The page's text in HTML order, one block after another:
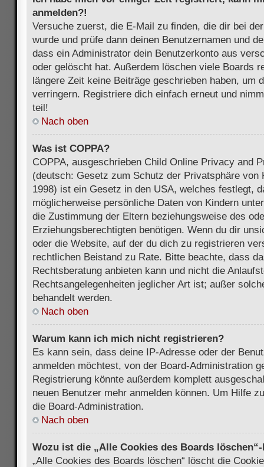
anmelden?!
Versuche zuerst, die E-Mail zu finden, die dir bei
wurde und prüfe dann deinen Benutzernamen und
dass ein Administrator dein Benutzerkonto aus
oder gelöscht hat. Außerdem löschen viele Boards
längere Zeit keine Beiträge geschrieben haben, um
verringern. Registriere dich einfach erneut und
teil!
Nach oben
Was ist COPPA?
COPPA, ausgeschrieben Child Online Privacy and
(deutsch: Gesetz zum Schutz der Privatsphäre von
1998) ist ein Gesetz in den USA, welches festlegt,
möglicherweise persönliche Daten von Kindern
die Zustimmung der Eltern beziehungsweise des
Erziehungsberechtigten benötigen. Wenn du dir
oder die Website, auf der du dich zu registrieren
rechtlichen Beistand zu Rate. Bitte beachte, dass
Rechtsberatung anbieten kann und nicht die
Rechtsangelegenheiten jeglicher Art ist; außer
behandelt werden.
Nach oben
Warum kann ich mich nicht registrieren?
Es kann sein, dass deine IP-Adresse oder der
anmelden möchtest, von der Board-Administration
Registrierung könnte außerdem komplett
neuen Benutzer mehr anmelden können. Um Hilfe
die Board-Administration.
Nach oben
Wozu ist die „Alle Cookies des Boards
„Alle Cookies des Boards löschen“ löscht die